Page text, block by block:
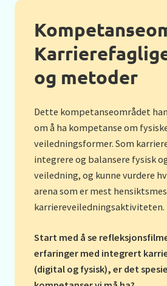
og metoder
Dette kompetanseområdet
om å ha kompetanse om
veiledningsformer. Som
integrere og balansere fysisk
veiledning, og kunne vurdere
arena som er mest
karriereveiledningsaktiviteten.
Start med å se
erfaringer med integrert
(digital og fysisk), er det